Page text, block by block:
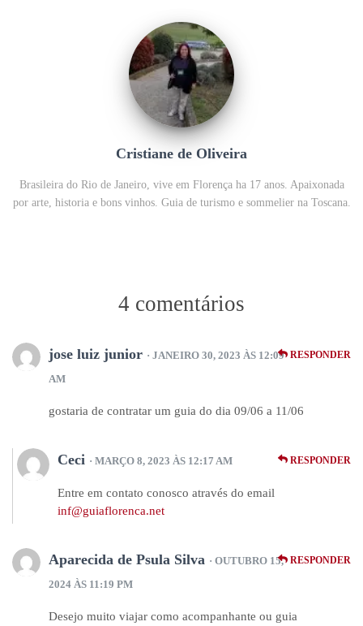
Cristiane de Oliveira
Brasileira do Rio de Janeiro, vive em Florença ha 17 anos. Apaixonada
por arte, historia e bons vinhos. Guia de turismo e sommelier na Toscana.
4 comentários
jose luiz junior · JANEIRO 30, 2023 ÀS 12:09
AM
gostaria de contratar um guia do dia 09/06 a 11/06
RESPONDER
Ceci · MARÇO 8, 2023 ÀS 12:17 AM
Entre em contato conosco através do email
inf@guiaflorenca.net
RESPONDER
Aparecida de Psula Silva · OUTUBRO 15,
2024 ÀS 11:19 PM
Desejo muito viajar como acompanhante ou guia
RESPONDER